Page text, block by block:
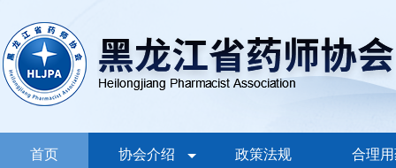
首页 协会介绍 政策法规 合理